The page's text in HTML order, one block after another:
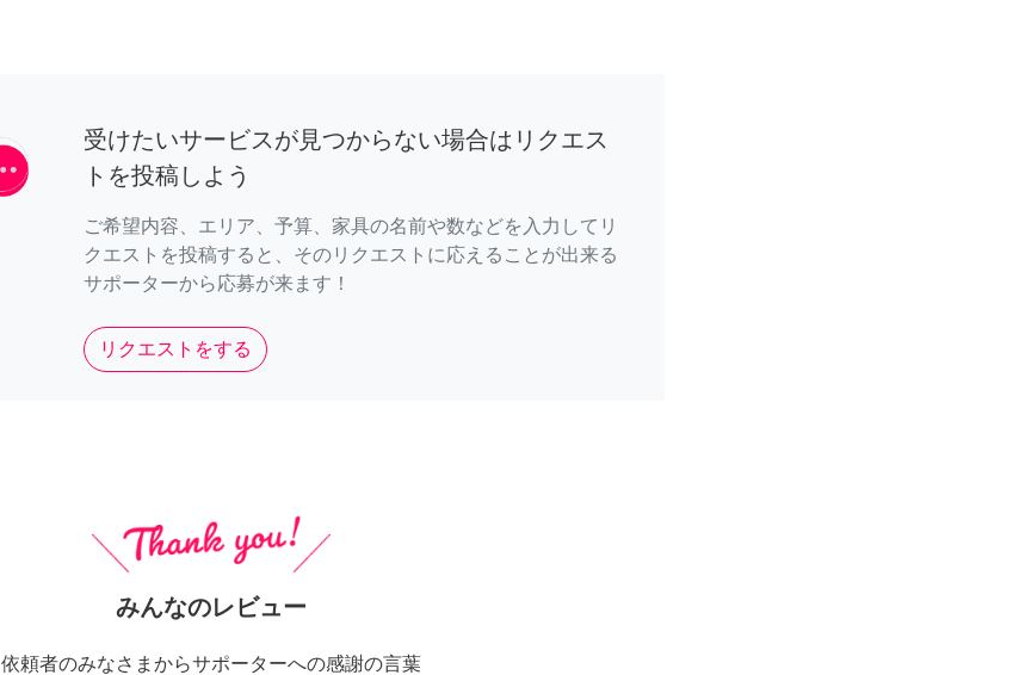
受けたいサービスが見つからない場合はリクエス
トを投稿しよう
ご希望内容、エリア、予算、家具の名前や数などを入力してリ
クエストを投稿すると、そのリクエストに応えることが出来る
サポーターから応募が来ます！
リクエストをする
みんなのレビュー
依頼者のみなさまからサポーターへの感謝の言葉